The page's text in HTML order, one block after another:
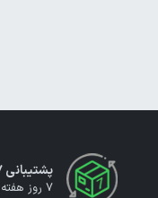
پشتیبانی ۲۴/۷
7 روز هفته 24 ساعت پشتیبانی